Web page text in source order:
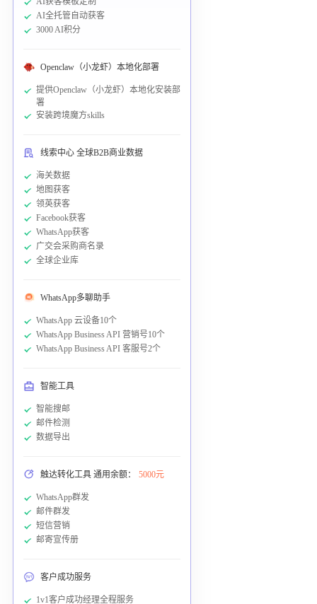
AI全托管自动获客
3000 AI积分
Openclaw（小龙虾）本地化部署
提供Openclaw（小龙虾）本地化安装部
署
安装跨境魔方skills
线索中心 全球B2B商业数据
海关数据
地图获客
领英获客
Facebook获客
WhatsApp获客
广交会采购商名录
全球企业库
WhatsApp多聊助手
WhatsApp 云设备10个
WhatsApp Business API 营销号10个
WhatsApp Business API 客服号2个
智能工具
智能搜邮
邮件检测
数据导出
触达转化工具 通用余额： 5000元
WhatsApp群发
邮件群发
短信营销
邮寄宣传册
客户成功服务
1v1客户成功经理全程服务